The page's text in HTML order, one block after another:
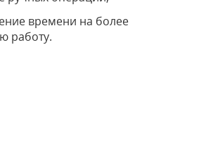
времени на более
работу.